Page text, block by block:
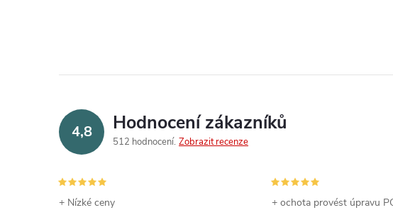
4,8 Hodnocení zákazníků
512 hodnocení Zobrazit recenze
+ Nízké ceny
+ ochota provést úpravu